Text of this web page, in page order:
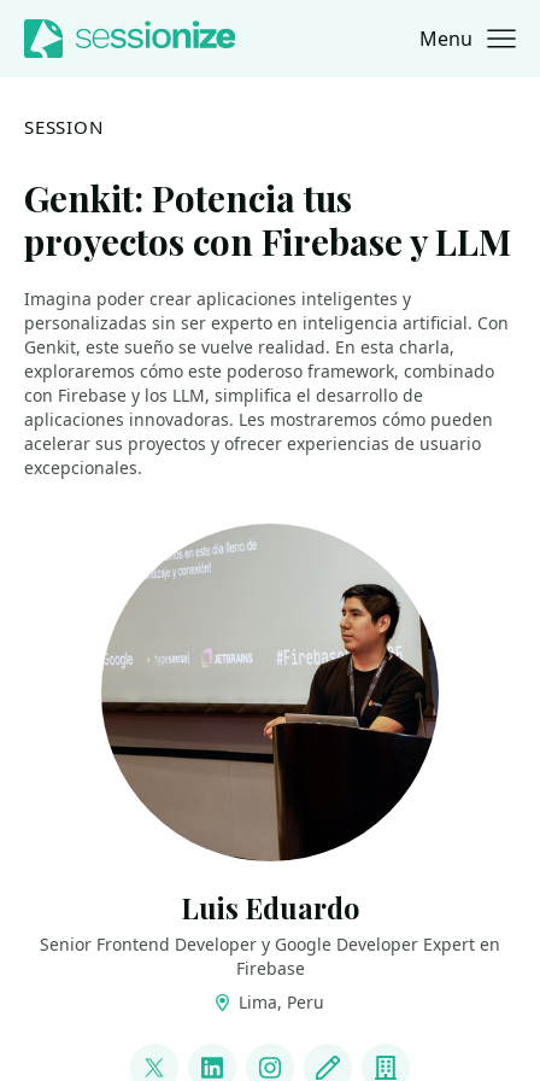
Jump to navigation
Jump to content Menu
SESSION
Genkit: Potencia tus
proyectos con Firebase y LLM
Imagina poder crear aplicaciones inteligentes y
personalizadas sin ser experto en inteligencia artificial. Con
Genkit, este sueño se vuelve realidad. En esta charla,
exploraremos cómo este poderoso framework, combinado
con Firebase y los LLM, simplifica el desarrollo de
aplicaciones innovadoras. Les mostraremos cómo pueden
acelerar sus proyectos y ofrecer experiencias de usuario
excepcionales.
Luis Eduardo
Senior Frontend Developer y Google Developer Expert en
Firebase
Lima, Peru